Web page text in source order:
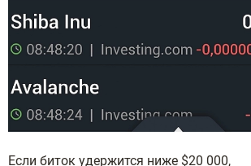
Если биток удержится ниже $20 000,